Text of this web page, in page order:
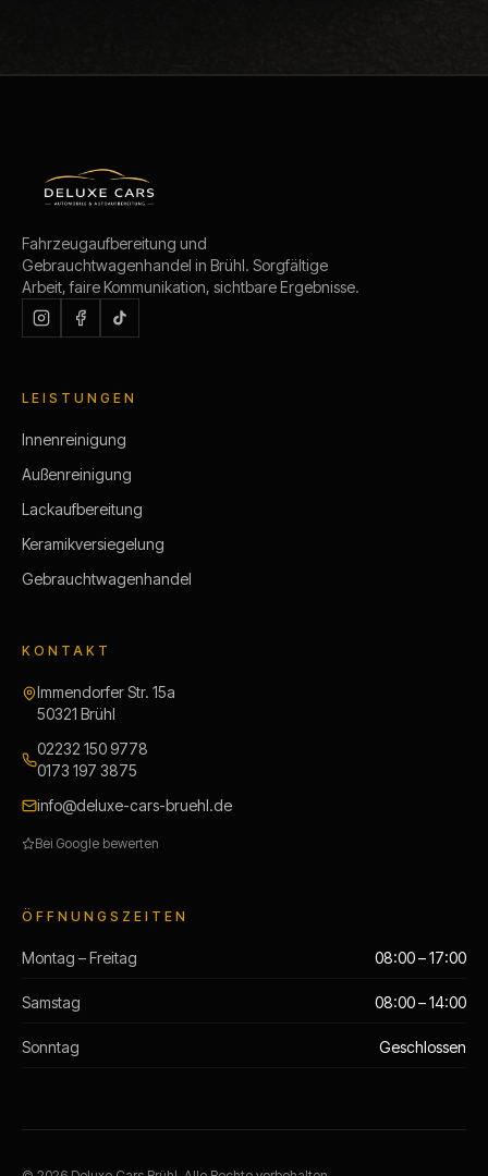
Fahrzeugaufbereitung und
Gebrauchtwagenhandel in Brühl. Sorgfältige
Arbeit, faire Kommunikation, sichtbare Ergebnisse.
LEISTUNGEN
Innenreinigung
Außenreinigung
Lackaufbereitung
Keramikversiegelung
Gebrauchtwagenhandel
KONTAKT
Immendorfer Str. 15a
50321 Brühl
02232 150 9778
0173 197 3875
info@deluxe-cars-bruehl.de
Bei Google bewerten
ÖFFNUNGSZEITEN
Montag – Freitag 08:00 – 17:00
Samstag 08:00 – 14:00
Sonntag Geschlossen